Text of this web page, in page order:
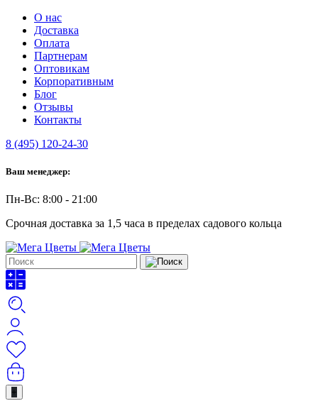
О нас
Доставка
Оплата
Партнерам
Оптовикам
Корпоративным
Блог
Отзывы
Контакты
8 (495) 120-24-30
Ваш менеджер:
Пн-Вс: 8:00 - 21:00
Срочная доставка за 1,5 часа в пределах садового кольца
+